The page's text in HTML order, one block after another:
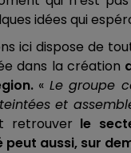
idées qui
ici dispose de
dans la création
« Le groupe
et
retrouver le
peut aussi, sur